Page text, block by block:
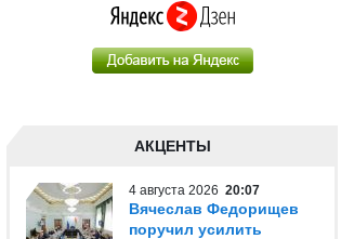
АКЦЕНТЫ
4 августа 2026 20:07
Вячеслав Федорищев
поручил усилить